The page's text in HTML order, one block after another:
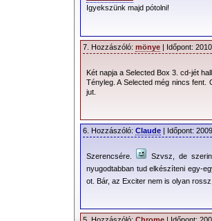
Igyekszünk majd pótolni!
7. Hozzászóló: mönye | Időpont:
Két napja a Selected Box 3. cd-jét
Tényleg. A Selected még nincs
jut.
6. Hozzászóló: Claude | Időpont:
Szerencsére.
Szvsz, de
nyugodtabban tud elkészíteni egy-
ot. Bár, az Exciter nem is olyan